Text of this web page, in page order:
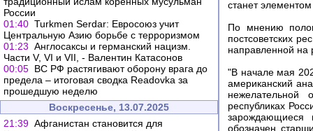
России
01:40 Turkmen Serdar: Евросоюз учит
Центральную Азию борьбе с терроризмом
01:23 Англосаксы и германский нацизм.
Части V, VI и VII, - Валентин Катасонов
00:05 ВС РФ растягивают оборону врага до
предела – итоговая сводка Readovka за
прошедшую неделю
Воскресенье, 13.07.2025
21:39 Афганистан становится для
станет
По мнению
постсоветских
направленной на
"В начале мая
американский
нежелательной
республиках
зарождающиеся
обозначен